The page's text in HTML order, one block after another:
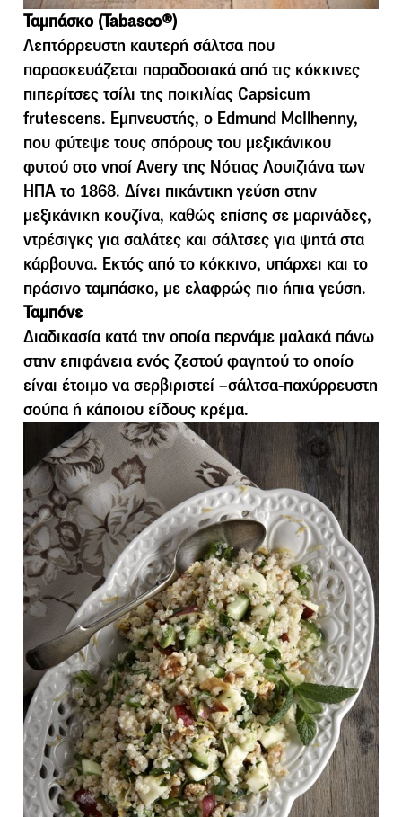
Ταµπάσκο (Tabasco®)
Λεπτόρρευστη καυτερή σάλτσα που
παρασκευάζεται παραδοσιακά από τις κόκκινες
πιπερίτσες τσίλι της ποικιλίας Capsicum
frutescens. Εµπνευστής, ο Edmund McIlhenny,
που φύτεψε τους σπόρους του µεξικάνικου
φυτού στο νησί Avery της Νότιας Λουιζιάνα των
ΗΠΑ το 1868. Δίνει πικάντικη γεύση στην
μεξικάνικη κουζίνα, καθώς επίσης σε μαρινάδες,
ντρέσιγκς για σαλάτες και σάλτσες για ψητά στα
κάρβουνα. Εκτός από το κόκκινο, υπάρχει και το
πράσινο ταμπάσκο, με ελαφρώς πιο ήπια γεύση.
Ταμπόνε
Διαδικασία κατά την οποία περνάμε μαλακά πάνω
στην επιφάνεια ενός ζεστού φαγητού το οποίο
είναι έτοιμο να σερβιριστεί –σάλτσα-παχύρρευστη
σούπα ή κάποιου είδους κρέμα.